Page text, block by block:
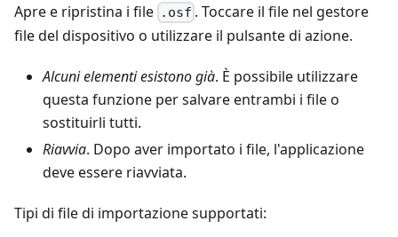
Apre e ripristina i file .osf . Toccare il file nel gestore
file del dispositivo o utilizzare il pulsante di azione.
Alcuni elementi esistono già. È possibile utilizzare
questa funzione per salvare entrambi i file o
sostituirli tutti.
Riavvia. Dopo aver importato i file, l'applicazione
deve essere riavviata.
Tipi di file di importazione supportati: